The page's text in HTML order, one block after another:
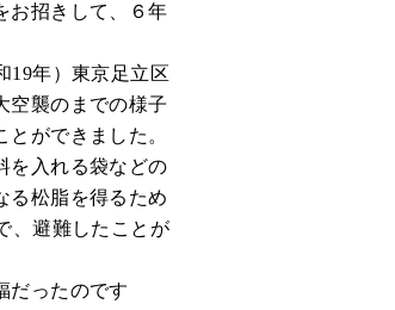
お招きして、６年
19年）東京足立区
空襲のまでの様子
ができました。
を入れる袋などの
る松脂を得るため
、避難したことが
だったのです